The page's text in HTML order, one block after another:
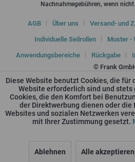
Nachnahmegebühren, wenn
AGB Über uns Versand- und
Individuelle Seilrollen Muster -
Anwendungsbereiche Rückgabe
© Frank
Diese Website benutzt Cookies, die
Website erforderlich sind und stets
Cookies, die den Komfort bei
der Direktwerbung dienen oder
Websites und sozialen Netzwerken
mit Ihrer Zustimmung gesetzt.
Ablehnen Alle akzeptieren